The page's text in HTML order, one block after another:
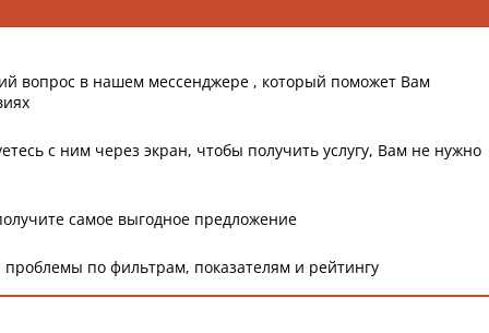
вопрос в нашем мессенджере , который поможет Вам
с ним через экран, чтобы получить услугу, Вам не нужно
самое выгодное предложение
по фильтрам, показателям и рейтингу